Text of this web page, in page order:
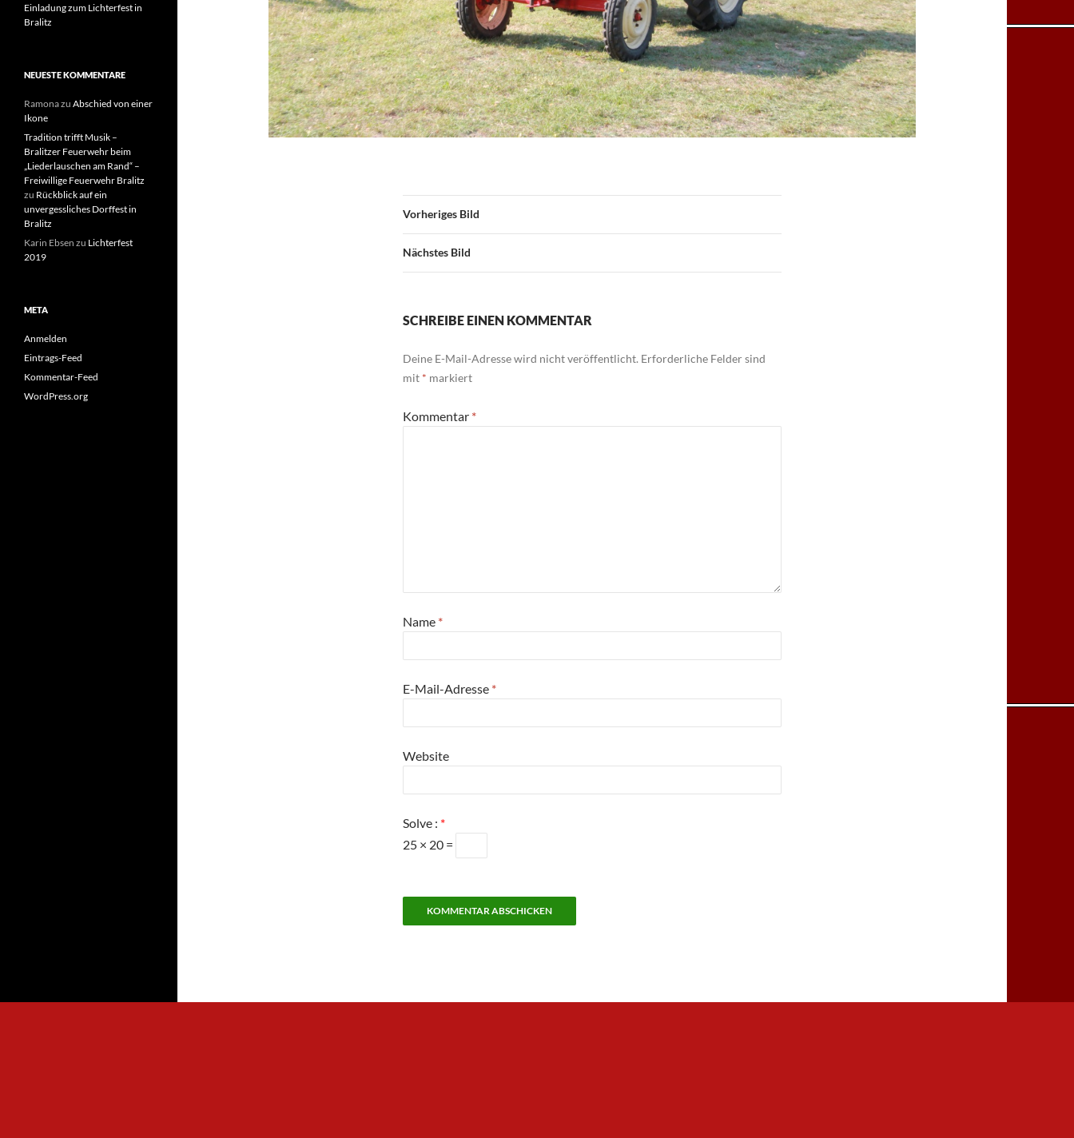
Vorheriges Bild
Nächstes Bild
SCHREIBE EINEN KOMMENTAR
Deine E-Mail-Adresse wird nicht veröffentlicht. Erforderliche Felder sind
mit * markiert
Kommentar *
Name *
E-Mail-Adresse *
Website
Solve : *
25 × 20 =
Einladung zum Lichterfest in
Bralitz
NEUESTE KOMMENTARE
Ramonazu Abschied von einer
Ikone
Tradition trifft Musik –
Bralitzer Feuerwehr beim
„Liederlauschen am Rand“ –
Freiwillige Feuerwehr Bralitz
zu Rückblick auf ein
unvergessliches Dorffest in
Bralitz
Karin Ebsen zu Lichterfest
2019
META
Anmelden
Eintrags-Feed
Kommentar-Feed
WordPress.org